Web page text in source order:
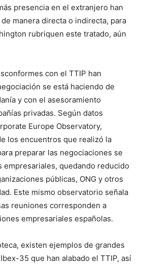
presencia en el extranjero han
manera directa o indirecta, para
rubriquen este tratado, aún
con el TTIP han
se está haciendo de
y con el asesoramiento
privadas. Según datos
Europe Observatory,
los encuentros que realizó la
preparar las negociaciones se
empresariales, quedando reducido
públicas, ONG y otros
Este mismo observatorio señala
reuniones corresponden a
empresariales españolas.
existen ejemplos de grandes
35 que han alabado el TTIP, así